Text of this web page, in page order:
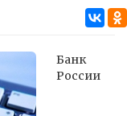
Банк
России